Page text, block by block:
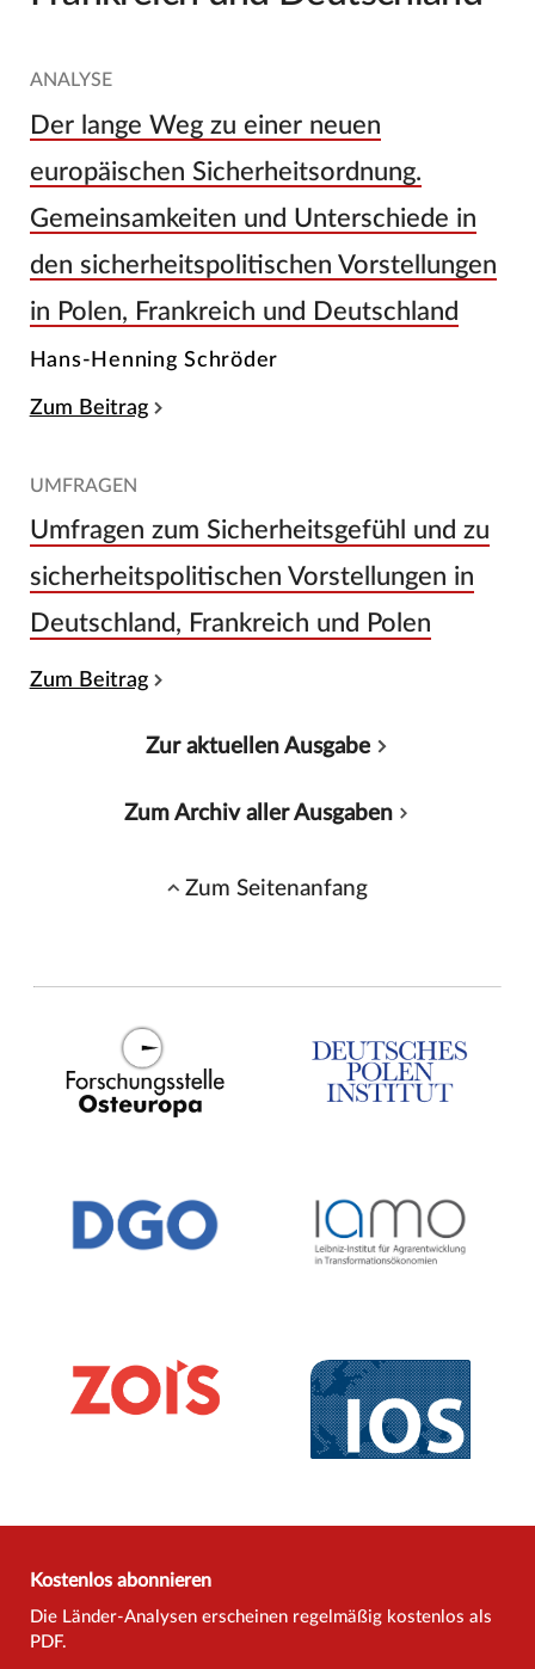
ANALYSE
Der lange Weg zu einer neuen
europäischen Sicherheitsordnung.
Gemeinsamkeiten und Unterschiede in
den sicherheitspolitischen Vorstellungen
in Polen, Frankreich und Deutschland
Hans-Henning Schröder
Zum Beitrag
UMFRAGEN
Umfragen zum Sicherheitsgefühl und zu
sicherheitspolitischen Vorstellungen in
Deutschland, Frankreich und Polen
Zum Beitrag
Zur aktuellen Ausgabe
Zum Archiv aller Ausgaben
Zum Seitenanfang
Kostenlos abonnieren
Die Länder-Analysen erscheinen regelmäßig kostenlos als
PDF.